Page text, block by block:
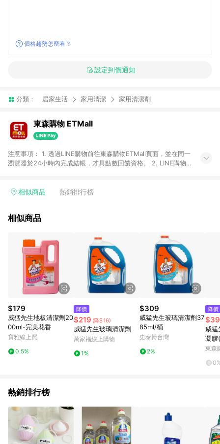
價格趨勢怎麼看？
設定到價通知
分類： 居家生活 家用清潔 家用清潔劑
東森購物 ETMall
注意事項： 1. 透過LINE購物前往東森購物ETMall頁面，並在同一
瀏覽器於24小時內完成結帳，才具點數回饋資格。 2. LINE購物
單，皆不在點數回饋範圍內。 3. 如購買以下類別商品，將無法獲
球嚴選、商城、專案商品、「草莓網」全館商品。 4. 如取消訂
回饋。 5. 點數回饋會扣除所有折扣優惠後之最終發票金額計算，
實際回饋請依LINE購物通知為主。 6. 訂單如有使用東森購物
ETMall站內之折扣優惠(包含但不限於東森幣、樂透金、東森現金
券等)，不具點數回饋資格。詳細請依東森購物ETMall之結帳頁面
顯示為準。 7. LINE購物設有「單一商品最高回饋點數」機制(特
殊活動時開放「回饋無上限」)，以同一訂單中同一商品不論件數
計算，並依訂單成立時間當下LINE購物所設定的回饋機制為準。
8. LINE購物為購物資訊整合性平台，商品資料更新會有時間差，
如顯示之商品規格、顏色、價位、贈品與東森購物ETMall銷售網
頁不符，以銷售網頁標示為準。 9. 若有贈點爭議，請務必於訂單
日期+180天以內至LINE購物客服洽詢；若超過180天(含)以上進
行申訴，恕無法贈點回饋。 10. 部分點數紅包僅限指定商品使
用，或不適用於無回饋商品。各點數紅包之適用商品與使用條件
相似商品 熱銷排行榜
相似商品
$179
威猛先生地板清潔劑20
00ml-完美花香
寶雅線上買
0.5%
降價
$219 (降$16)
威猛先生玻璃清潔劑
萬家福線上購物
1%
$309
威猛先生玻璃清潔劑37
85ml/桶
史泰博台灣
2%
降價
$39
威猛
凝膠
【愛
東森
熱銷排行榜